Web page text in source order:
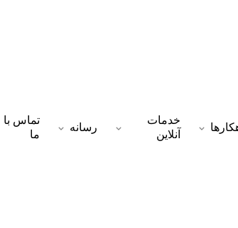
خدمات
آنلاین
رسانه
تماس با
ما